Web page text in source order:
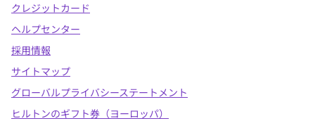
クレジットカード
ヘルプセンター
採用情報
サイトマップ
グローバルプライバシーステートメント
ヒルトンのギフト券（ヨーロッパ）